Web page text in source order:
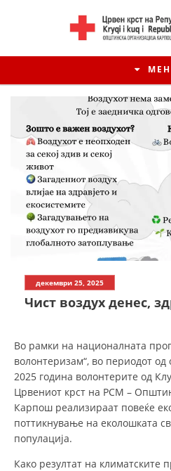
декември 25, 2025
Чист воздух денес,
Во рамки на националната
волонтеризам“, во периодот
2025 година волонтерите од
Црвениот крст на РСМ –
Карпош реализираат повеќе
поттикнување на еколошката
популација.
Како резултат на климатските